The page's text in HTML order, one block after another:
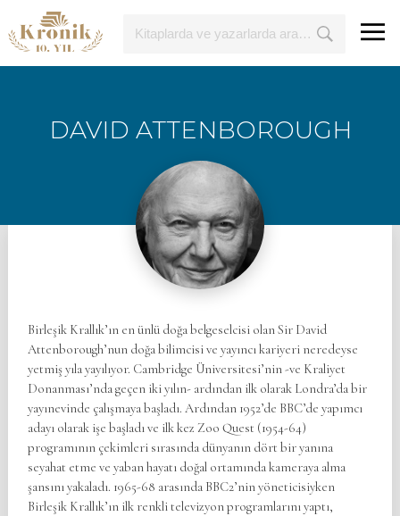
DAVID ATTENBOROUGH
Birleşik Krallık’ın en ünlü doğa belgeselcisi olan Sir David
Attenborough’nun doğa bilimcisi ve yayıncı kariyeri neredeyse
yetmiş yıla yayılıyor. Cambridge Üniversitesi’nin -ve Kraliyet
Donanması’nda geçen iki yılın- ardından ilk olarak Londra’da bir
yayınevinde çalışmaya başladı. Ardından 1952’de BBC’de yapımcı
adayı olarak işe başladı ve ilk kez Zoo Quest (1954-64)
programının çekimleri sırasında dünyanın dört bir yanına
seyahat etme ve yaban hayatı doğal ortamında kameraya alma
şansını yakaladı. 1965-68 arasında BBC2’nin yöneticisiyken
Birleşik Krallık’ın ilk renkli televizyon programlarını yaptı,